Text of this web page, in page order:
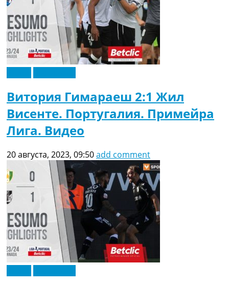
Витория Гимараеш 2:1 Жил
Висенте. Португалия. Примейра
Лига. Видео
20 августа, 2023, 09:50add comment